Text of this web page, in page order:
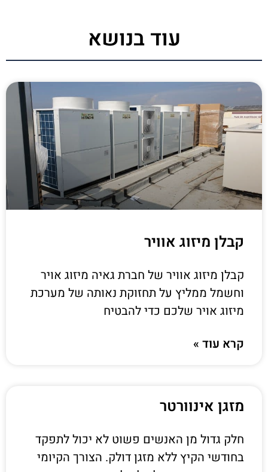
עוד בנושא
קבלן מיזוג אוויר
קבלן מיזוג אוויר של חברת גאיה מיזוג אויר
וחשמל ממליץ על תחזוקת נאותה של מערכת
מיזוג אויר שלכם כדי להבטיח
קרא עוד »
מזגן אינוורטר
חלק גדול מן האנשים פשוט לא יכול לתפקד
בחודשי הקיץ ללא מזגן דולק. הצורך הקיומי